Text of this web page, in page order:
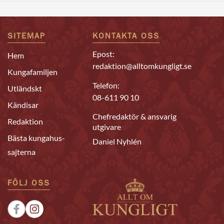
SITEMAP
Hem
Kungafamiljen
Utländskt
Kändisar
Redaktion
Bästa kungahus-
sajterna
KONTAKTA OSS
Epost:
redaktion@alltomkungligt.se
Telefon:
08-611 90 10
Chefredaktör & ansvarig
utgivare
Daniel Nyhlén
FÖLJ OSS